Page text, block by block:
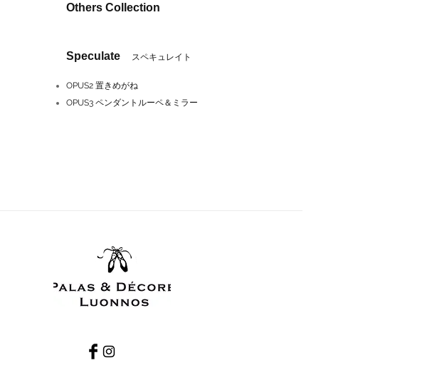
Others Collection
Speculate スペキュレイト
OPUS2 置きめがね
OPUS3 ペンダントルーペ＆ミラー